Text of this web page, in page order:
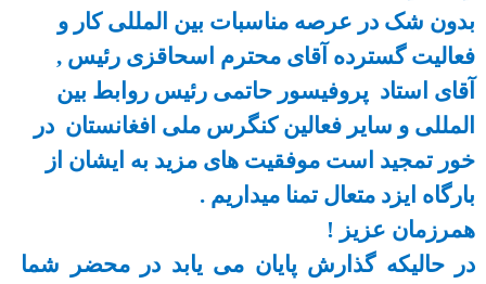
بدون شک در عرصه مناسبات بین المللی کار و
فعالیت گسترده آقای محترم اسحاقزی رئیس ,
آقای استاد پروفیسور حاتمی رئیس روابط بین
المللی و سایر فعالین کنگرس ملی افغانستان در
خور تمجید است موفقیت های مزید به ایشان از
بارگاه ایزد متعال تمنا میداریم .
همرزمان عزیز !
در حالیکه گذارش پایان می یابد در محضر شما